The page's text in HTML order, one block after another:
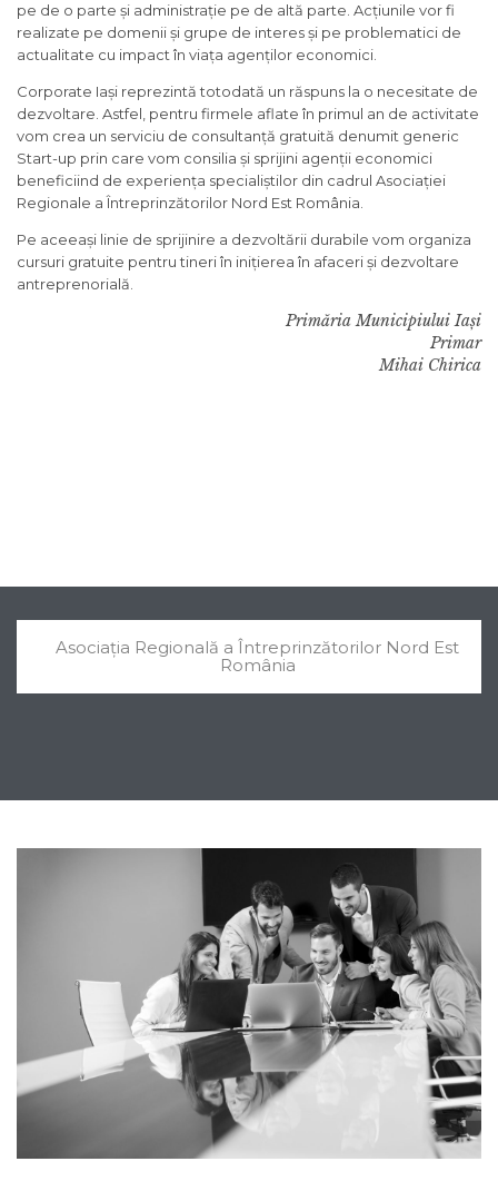
pe de o parte și administrație pe de altă parte. Acțiunile vor fi
realizate pe domenii și grupe de interes și pe problematici de
actualitate cu impact în viața agenților economici.
Corporate Iași reprezintă totodată un răspuns la o necesitate de
dezvoltare. Astfel, pentru firmele aflate în primul an de activitate
vom crea un serviciu de consultanță gratuită denumit generic
Start-up prin care vom consilia și sprijini agenții economici
beneficiind de experiența specialiștilor din cadrul Asociației
Regionale a Întreprinzătorilor Nord Est România.
Pe aceeași linie de sprijinire a dezvoltării durabile vom organiza
cursuri gratuite pentru tineri în inițierea în afaceri și dezvoltare
antreprenorială.
Primăria Municipiului Iași
Primar
Mihai Chirica
Asociația Regională a Întreprinzătorilor Nord Est
România